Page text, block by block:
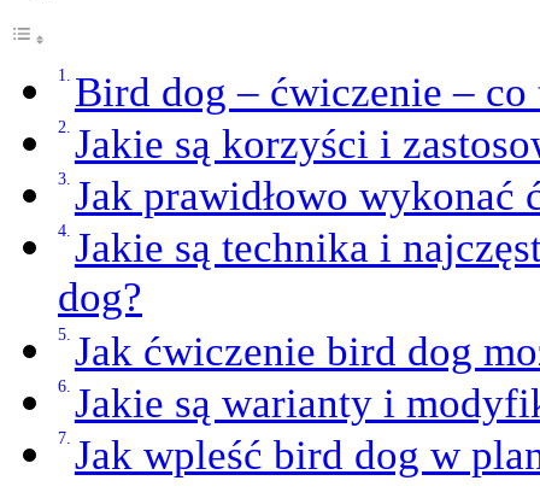
Bird dog – ćwiczenie – co
Jakie są korzyści i
Jak prawidłowo wykonać
Jakie są technika i
dog?
Jak ćwiczenie bird dog
Jakie są warianty i
Jak wpleść bird dog w